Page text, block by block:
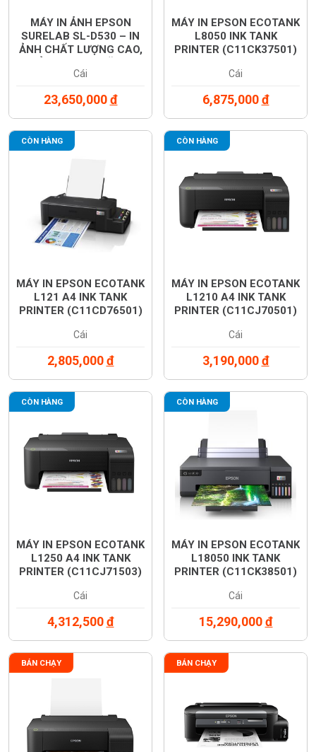
MÁY IN ẢNH EPSON
SURELAB SL-D530 – IN
ẢNH CHẤT LƯỢNG CAO,
ĐỘNG
Cái
23,650,000đ
MÁY IN EPSON ECOTANK
L8050 INK TANK
PRINTER (C11CK37501)
Cái
6,875,000đ
CÒN HÀNG
MÁY IN EPSON ECOTANK
L121 A4 INK TANK
PRINTER (C11CD76501)
Cái
2,805,000đ
CÒN HÀNG
MÁY IN EPSON ECOTANK
L1210 A4 INK TANK
PRINTER (C11CJ70501)
Cái
3,190,000đ
CÒN HÀNG
MÁY IN EPSON ECOTANK
L1250 A4 INK TANK
PRINTER (C11CJ71503)
Cái
4,312,500đ
CÒN HÀNG
MÁY IN EPSON ECOTANK
L18050 INK TANK
PRINTER (C11CK38501)
Cái
15,290,000đ
BÁN CHẠY BÁN CHẠY